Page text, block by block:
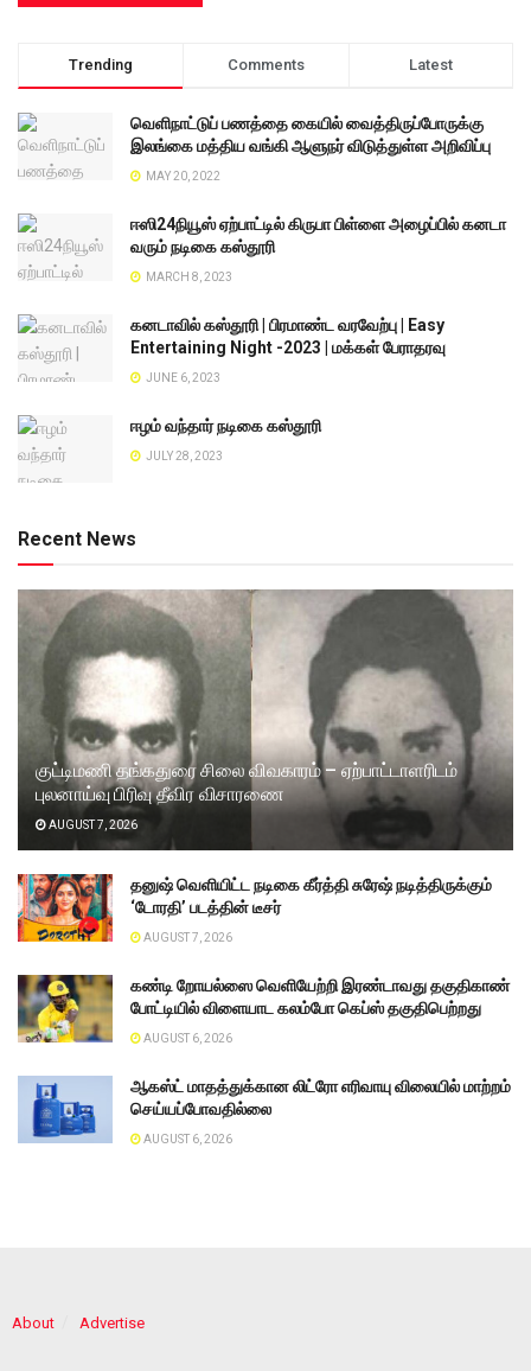
Trending Comments Latest
வெளிநாட்டுப் பணத்தை கையில் வைத்திருப்போருக்கு
இலங்கை மத்திய வங்கி ஆளுநர் விடுத்துள்ள அறிவிப்பு
MAY 20, 2022
ஈஸி24நியூஸ் ஏற்பாட்டில் கிருபா பிள்ளை அழைப்பில் கனடா
வரும் நடிகை கஸ்தூரி
MARCH 8, 2023
கனடாவில் கஸ்தூரி | பிரமாண்ட வரவேற்பு | Easy
Entertaining Night -2023 | மக்கள் பேராதரவு
JUNE 6, 2023
ஈழம் வந்தார் நடிகை கஸ்தூரி
JULY 28, 2023
Recent News
குட்டிமணி தங்கதுரை சிலை விவகாரம் – ஏற்பாட்டாளரிடம்
புலனாய்வு பிரிவு தீவிர விசாரணை
AUGUST 7, 2026
தனுஷ் வெளியிட்ட நடிகை கீர்த்தி சுரேஷ் நடித்திருக்கும்
‘டோரதி’ படத்தின் டீசர்
AUGUST 7, 2026
கண்டி றோயல்ஸை வெளியேற்றி இரண்டாவது தகுதிகாண்
போட்டியில் விளையாட கலம்போ கெப்ஸ் தகுதிபெற்றது
AUGUST 6, 2026
ஆகஸ்ட் மாதத்துக்கான லிட்ரோ எரிவாயு விலையில் மாற்றம்
செய்யப்போவதில்லை
AUGUST 6, 2026
About Advertise